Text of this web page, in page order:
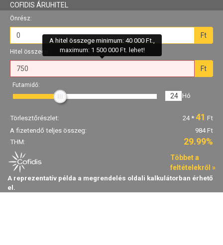
COFIDIS ÁRUHITEL
Önrész:
Ft
Hitel összege:
A hitel összege minimum: 40 000 Ft.,
maximum: 1 500 000 Ft. lehet!
Ft
Futamidő:
24 Hó
Törlesztőrészlet: 24* 41 Ft
A fizetendő teljes összeg:
984 Ft
THM:
29.99%
Többet a
feltételekről »
A reprezentatív példa a megrendelés oldali kalkulátorban érhető
el.